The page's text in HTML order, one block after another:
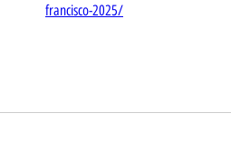
francisco-2025/